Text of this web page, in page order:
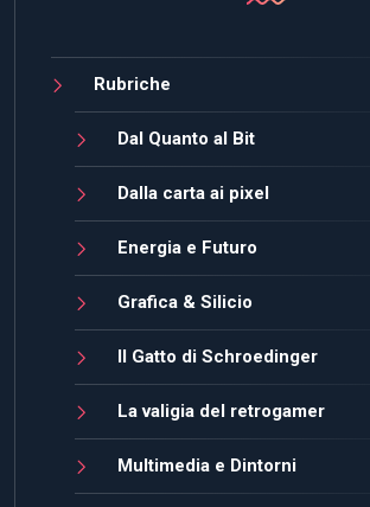
Rubriche
Dal Quanto al Bit
Dalla carta ai pixel
Energia e Futuro
Grafica & Silicio
Il Gatto di Schroedinger
La valigia del retrogamer
Multimedia e Dintorni